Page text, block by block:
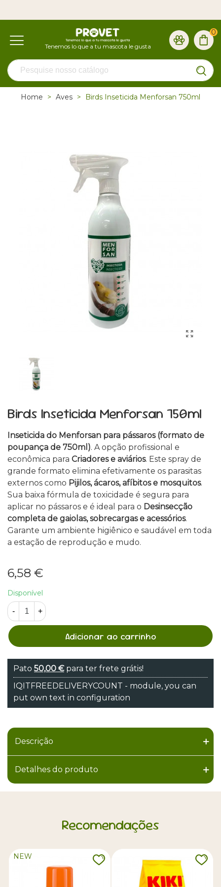
0
Home > Aves > Birds Inseticida Menforsan 750ml
Birds Inseticida Menforsan 750ml
Inseticida do Menforsan para pássaros (formato de
poupança de 750ml). A opção profissional e
econômica para Criadores e aviários. Este spray de
grande formato elimina efetivamente os parasitas
externos como Pijilos, ácaros, afíbitos e mosquitos.
Sua baixa fórmula de toxicidade é segura para
aplicar no pássaros e é ideal para o Desinsecção
completa de gaiolas, sobrecargas e acessórios.
Garante um ambiente higiênico e saudável em toda
a estação de reprodução e mudo.
6,58 €
Disponível
- +
Adicionar ao carrinho
Pato 50,00 €para ter frete grátis!
IQITFREEDELIVERYCOUNT - module, you can
put own text in configuration
Descrição
Detalhes do produto
Recomendações
NEW